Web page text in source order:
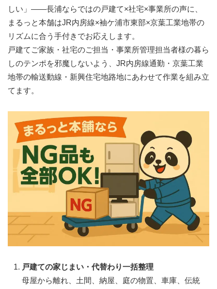
しい」――長浦ならではの戸建て×社宅×事業所の声に、
まるっと本舗はJR内房線×袖ケ浦市東部×京葉工業地帯の
リズムに合う手付きでお応えします。
戸建てご家族・社宅のご担当・事業所管理担当者様の暮ら
しのテンポを邪魔しないよう、JR内房線通勤・京葉工業
地帯の輸送動線・新興住宅地路地にあわせて作業を組み立
てます。
戸建ての家じまい・代替わり一括整理
母屋から離れ、土間、納屋、庭の物置、車庫、伝統